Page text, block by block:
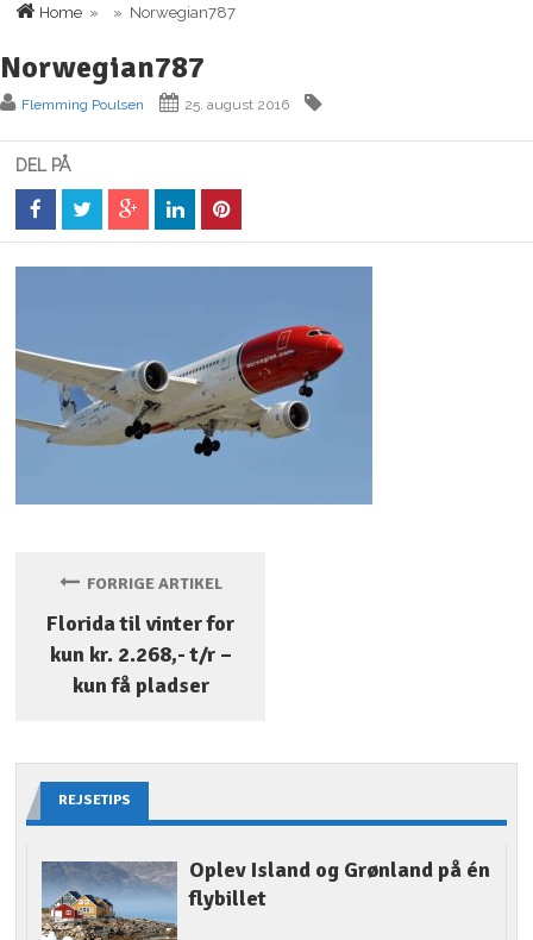
Home » » Norwegian787
Norwegian787
Flemming Poulsen 25. august 2016
DEL PÅ
FORRIGE ARTIKEL
Florida til vinter for
kun kr. 2.268,- t/r –
kun få pladser
REJSETIPS
Oplev Island og Grønland på én
flybillet